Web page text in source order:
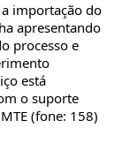
importação do
apresentando
processo e
está
o suporte
(fone: 158)